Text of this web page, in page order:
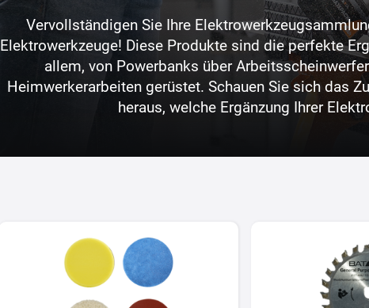
Vervollständigen Sie Ihre
Elektrowerkzeuge! Diese Produkte sind die perfekte
allem, von Powerbanks über
Heimwerkerarbeiten gerüstet. Schauen Sie sich das
heraus, welche Ergänzung Ihrer